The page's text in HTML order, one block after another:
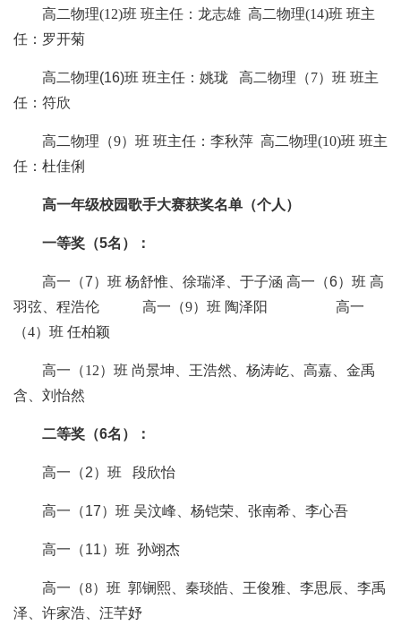
高二物理(12)班 班主任： 龙志雄 高二物理(14)班 班主
任： 罗开菊
高二物理(16)班 班主任： 姚珑 高二物理（7） 班 班主
任： 符欣
高二物理（9） 班 班主任： 李秋萍 高二物理(10)班 班主
任： 杜佳俐
高一年级校园歌手大赛获奖名单（个人 ）
一等奖（5名）：
高一 （7） 班 杨舒惟、徐瑞泽、于子涵 高一 （6） 班 高
羽弦
程浩伦 高一（9）班 陶泽阳 高一
（4）班 任柏颖
高一（12）班 尚景坤、王浩然、杨涛屹、高嘉、金禹
含、刘怡然
二等奖（6名）：
高一 （2） 班 段欣怡
高一（17）班 吴汶峰 杨铠荣 张南希 李心吾
高一（11）班 孙翊杰
高一（8）班 郭锎熙、秦琰皓、王俊雅、李思辰、李禹
泽、许家浩、汪芊妤